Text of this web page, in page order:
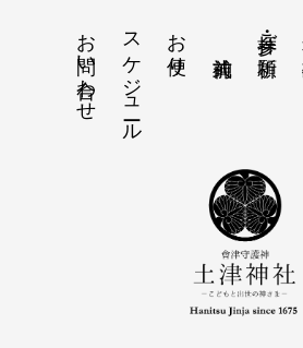
参拝・ご祈願
お便り
スケジュール
お問い合わせ